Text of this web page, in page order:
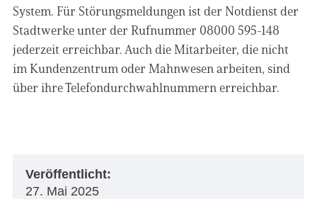
Veröffentlicht:
27. Mai 2025
System. Für Störungsmeldungen ist der Notdienst der
Stadtwerke unter der Rufnummer 08000 595-148
jederzeit erreichbar. Auch die Mitarbeiter, die nicht
im Kundenzentrum oder Mahnwesen arbeiten, sind
über ihre Telefondurchwahlnummern erreichbar.